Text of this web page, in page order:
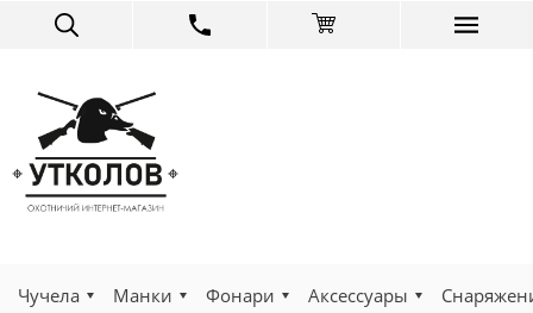
Чучела Манки Фонари Аксессуары